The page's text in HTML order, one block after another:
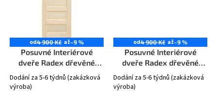
od4 900 Kč až–9 %
Posuvné Interiérové
dveře Radex dřevěné
ISTRIA Plné
Dodání za 5-6 týdnů (zakázková
výroba)
od4 900 Kč až–9 %
Posuvné Interiérové
dveře Radex dřevěné
MANHATTAN 2S
Dodání za 5-6 týdnů (zakázková
výroba)